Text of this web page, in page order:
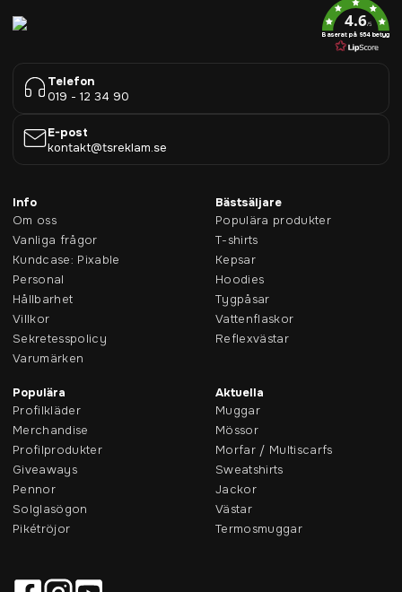
4.6/5
Baserat på 954 betyg
Telefon
019 - 12 34 90
E-post
kontakt@tsreklam.se
Info
Om oss
Vanliga frågor
Kundcase: Pixable
Personal
Hållbarhet
Villkor
Sekretesspolicy
Varumärken
Bästsäljare
Populära produkter
T-shirts
Kepsar
Hoodies
Tygpåsar
Vattenflaskor
Reflexvästar
Populära
Profilkläder
Merchandise
Profilprodukter
Giveaways
Pennor
Solglasögon
Pikétröjor
Aktuella
Muggar
Mössor
Morfar / Multiscarfs
Sweatshirts
Jackor
Västar
Termosmuggar